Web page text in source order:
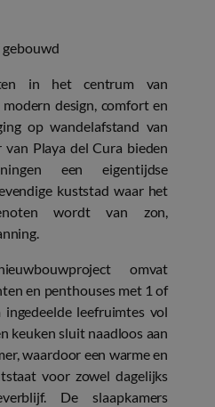
gebouwd
in het centrum van
design, comfort en
op wandelafstand van
van Playa del Cura bieden
een eigentijdse
kuststad waar het
wordt van zon,
omvat
en penthouses met 1 of
ingedeelde leefruimtes vol
keuken sluit naadloos aan
waardoor een warme en
voor zowel dagelijks
De slaapkamers